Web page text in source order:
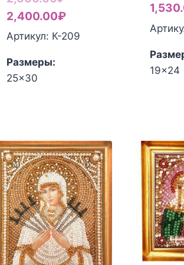
цена
составляла
2,400.00₽Текущая
цена:
Артикул: К-209
Размеры:
25x30
19x24